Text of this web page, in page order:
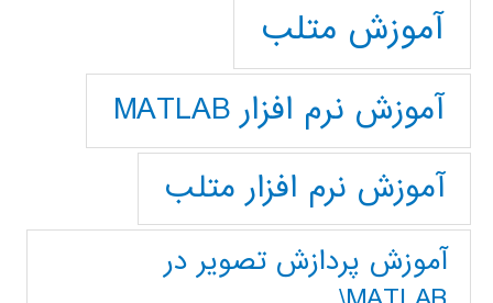
آموزش متلب
آموزش نرم افزار MATLAB
آموزش نرم افزار متلب
آموزش پردازش تصوير در